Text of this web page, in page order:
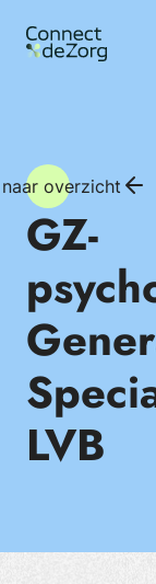
overzicht
GZ-
LVB